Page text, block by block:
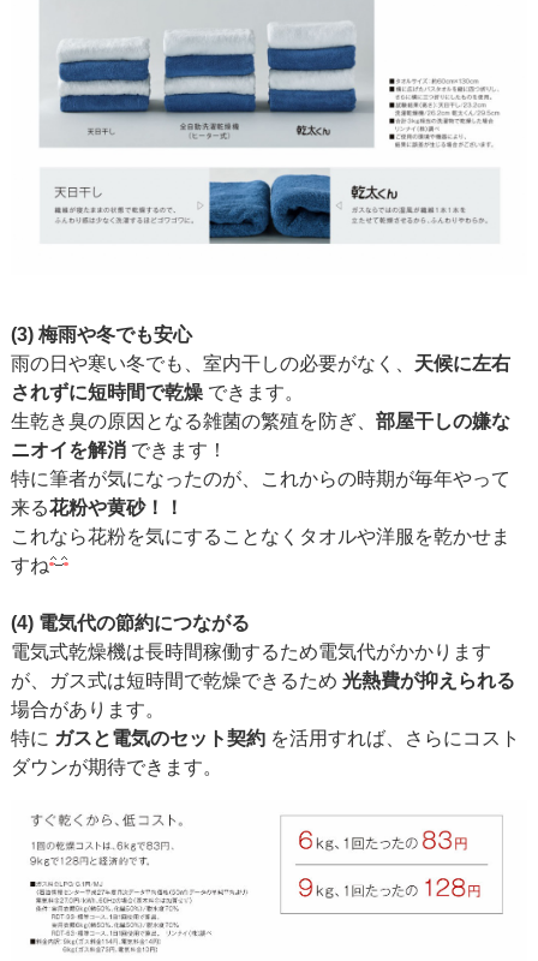
(3) 梅雨や冬でも安心
雨の日や寒い冬でも、室内干しの必要がなく、 天候に左右
されずに短時間で乾燥できます。
生乾き臭の原因となる雑菌の繁殖を防ぎ、 部屋干しの嫌な
ニオイを解消できます！
特に筆者が気になったのが、これからの時期が毎年やって
来る花粉や黄砂！！
これなら花粉を気にすることなくタオルや洋服を乾かせま
すね
(4) 電気代の節約につながる
電気式乾燥機は長時間稼働するため電気代がかかります
が、ガス式は短時間で乾燥できるため 光熱費が抑えられる
場合があります。
特に ガスと電気のセット契約を活用すれば、さらにコスト
ダウンが期待できます。